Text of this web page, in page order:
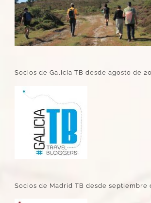
Socios de Galicia TB desde agosto de
Socios de Madrid TB desde septiembre